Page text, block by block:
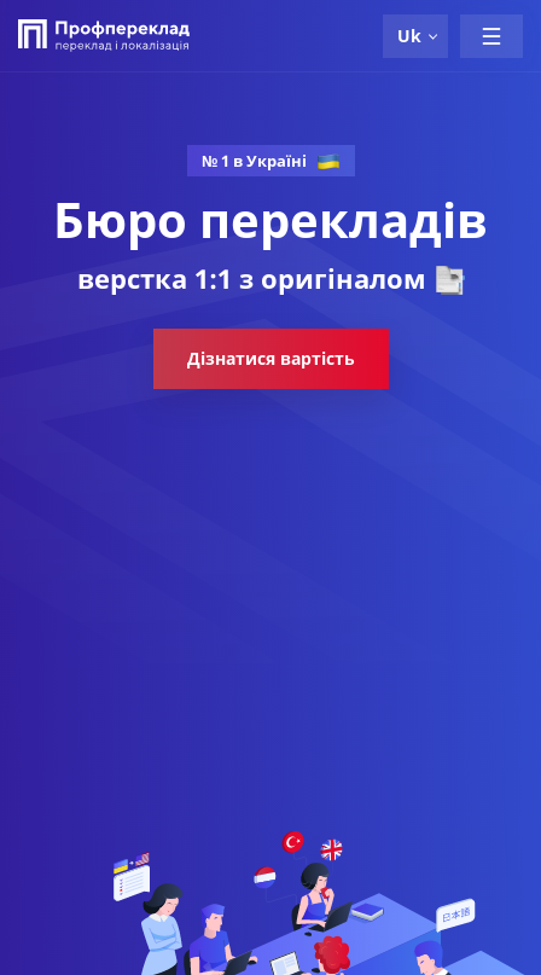
Uk
№ 1 в Україні
Бюро перекладів
контроль якості
точне дотримання термінів
верстка 1:1 з оригіналом
локалізація носіями
Дізнатися вартість